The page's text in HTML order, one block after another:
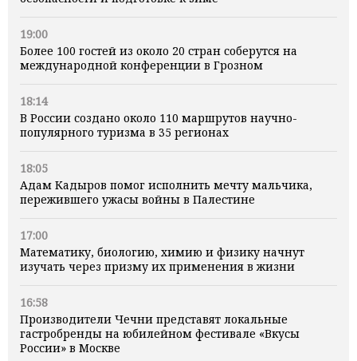
19:00
Более 100 гостей из около 20 стран соберутся на
международной конференции в Грозном
18:14
В России создано около 110 маршрутов научно-
популярного туризма в 35 регионах
18:05
Адам Кадыров помог исполнить мечту мальчика,
пережившего ужасы войны в Палестине
17:00
Математику, биологию, химию и физику начнут
изучать через призму их применения в жизни
16:58
Производители Чечни представят локальные
гастробренды на юбилейном фестивале «Вкусы
России» в Москве